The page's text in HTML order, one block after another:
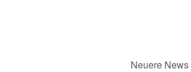
Neuere News